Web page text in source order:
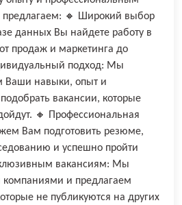
🔸 Широкий выбор
данных Вы найдете работу в
продаж и маркетинга до
подход: Мы
Ваши навыки, опыт и
вакансии, которые
🔸 Профессиональная
Вам подготовить резюме,
и успешно пройти
вакансиям: Мы
компаниями и предлагаем
не публикуются на других